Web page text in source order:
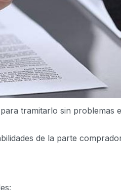
tramitarlo sin problemas
de la parte